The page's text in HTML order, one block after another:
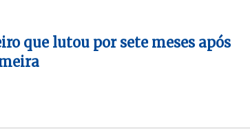
que lutou por sete meses após